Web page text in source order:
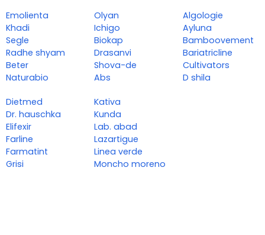
Emolienta
Khadi
Segle
Radhe shyam
Beter
Naturabio
Olyan
Ichigo
Biokap
Drasanvi
Shova-de
Abs
Algologie
Ayluna
Bamboovement
Bariatricline
Cultivators
D shila
Dietmed
Dr. hauschka
Elifexir
Farline
Farmatint
Grisi
Kativa
Kunda
Lab. abad
Lazartigue
Linea verde
Moncho moreno